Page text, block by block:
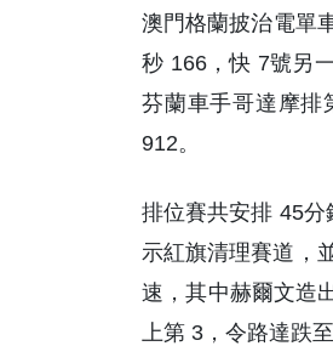
澳門格蘭披治電單
秒 166，快 7號另
芬蘭車手哥達摩排
912。
排位賽共安排 45
示紅旗清理賽道，
速，其中赫爾文造
上第 3，令路達跌至